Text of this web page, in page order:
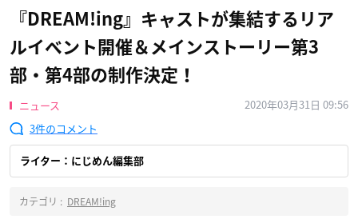
『DREAM!ing』キャストが集結するリア
ルイベント開催＆メインストーリー第3
部・第4部の制作決定！
ニュース
2020年03月31日 09:56
3
ライター：にじめん編集部
カテゴリ : DREAM!ing